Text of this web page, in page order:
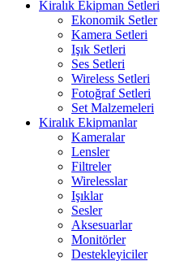
Kiralık Ekipman Setleri
Ekonomik Setler
Kamera Setleri
Işık Setleri
Ses Setleri
Wireless Setleri
Fotoğraf Setleri
Set Malzemeleri
Kiralık Ekipmanlar
Kameralar
Lensler
Filtreler
Wirelesslar
Işıklar
Sesler
Aksesuarlar
Monitörler
Destekleyiciler